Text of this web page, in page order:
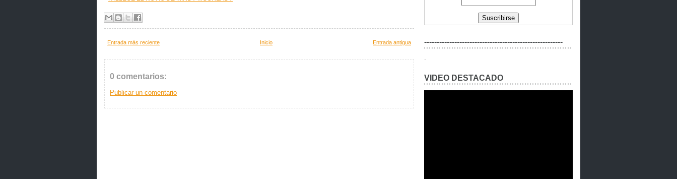
Entrada más reciente Entrada antigua
Inicio
0 comentarios:
Publicar un comentario
-------------------------------------------------------
VIDEO DESTACADO